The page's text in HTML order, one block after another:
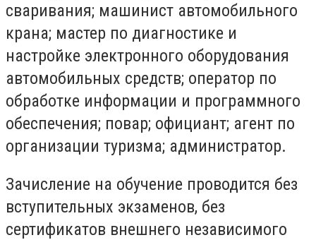
сваривания; машинист автомобильного
крана; мастер по диагностике и
настройке электронного оборудования
автомобильных средств; оператор по
обработке информации и программного
обеспечения; повар; официант; агент по
организации туризма; администратор.
Зачисление на обучение проводится без
вступительных экзаменов, без
сертификатов внешнего независимого